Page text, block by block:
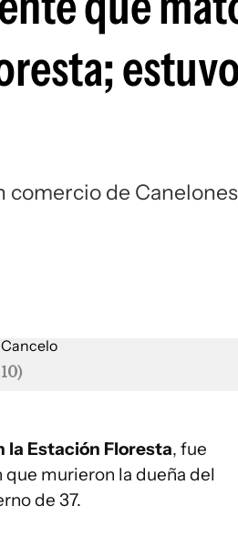
comercio de
Estación Floresta, fue
que murieron la dueña del
de 37.